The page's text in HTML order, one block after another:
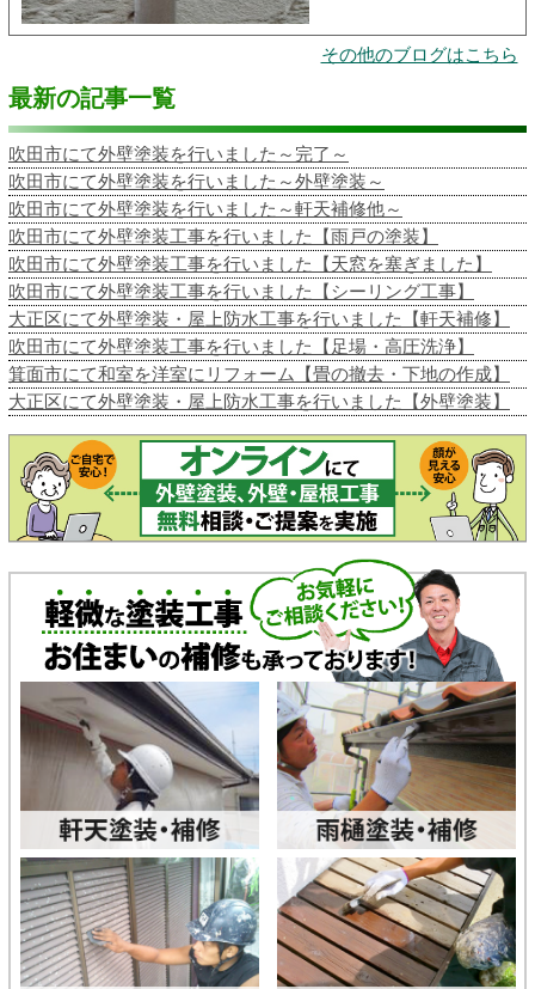
その他のブログはこちら
最新の記事一覧
吹田市にて外壁塗装を行いました～完了～
吹田市にて外壁塗装を行いました～外壁塗装～
吹田市にて外壁塗装を行いました～軒天補修他～
吹田市にて外壁塗装工事を行いました【雨戸の塗装】
吹田市にて外壁塗装工事を行いました【天窓を塞ぎました】
吹田市にて外壁塗装工事を行いました【シーリング工事】
大正区にて外壁塗装・屋上防水工事を行いました【軒天補修】
吹田市にて外壁塗装工事を行いました【足場・高圧洗浄】
箕面市にて和室を洋室にリフォーム【畳の撤去・下地の作成】
大正区にて外壁塗装・屋上防水工事を行いました【外壁塗装】